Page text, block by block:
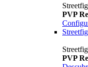
PVP
PVP